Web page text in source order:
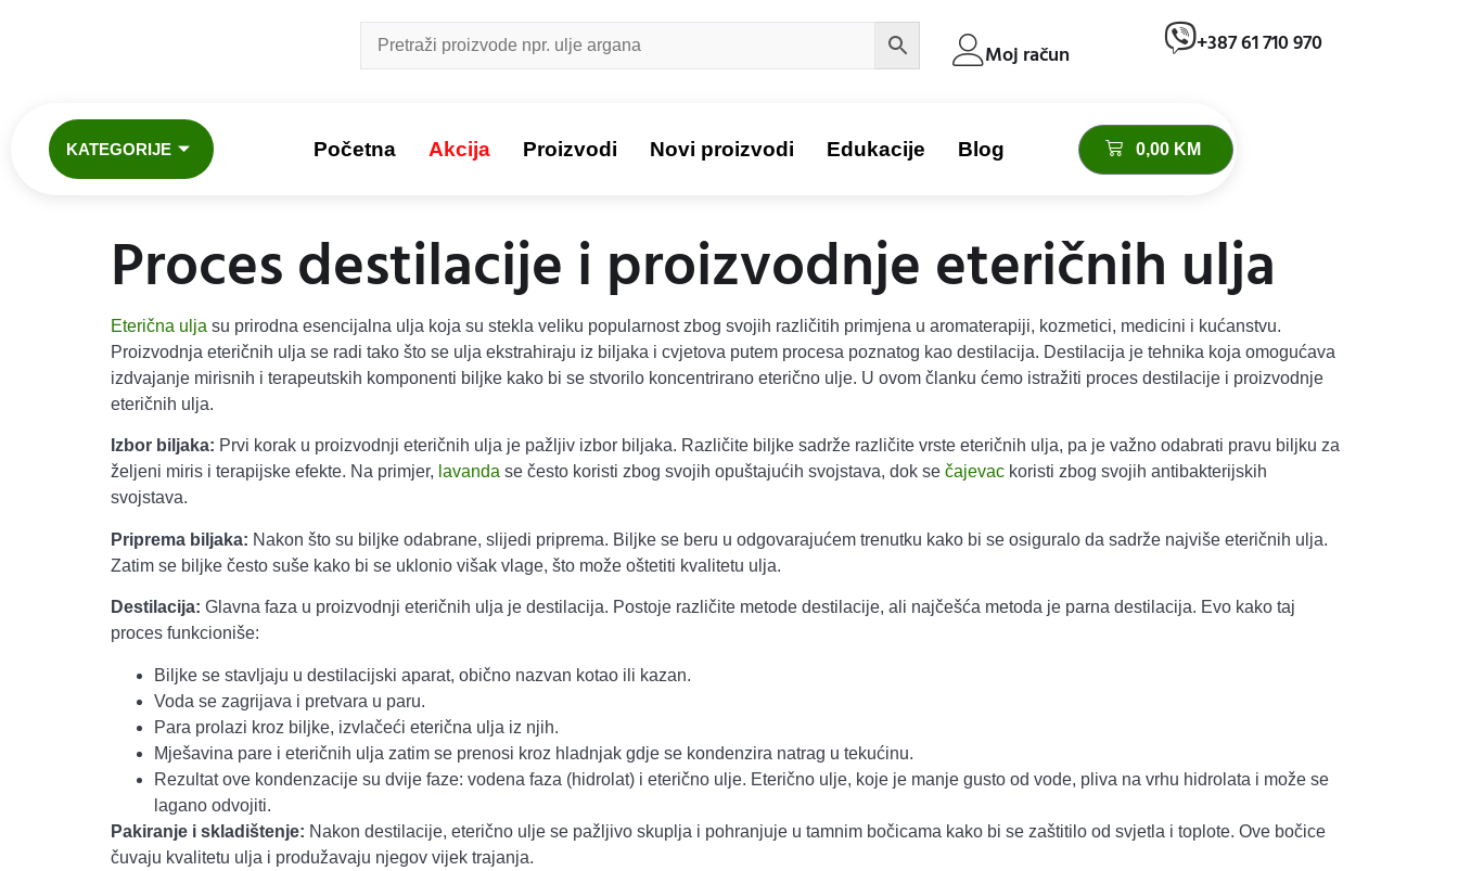
Moj račun +387 61 710 970
KATEGORIJE Početna Akcija Proizvodi Novi proizvodi Edukacije Blog 0,00 KM
Proces destilacije i proizvodnje eteričnih ulja
Eterična ulja su prirodna esencijalna ulja koja su stekla veliku popularnost zbog svojih različitih primjena u aromaterapiji, kozmetici, medicini i kućanstvu.
Proizvodnja eteričnih ulja se radi tako što se ulja ekstrahiraju iz biljaka i cvjetova putem procesa poznatog kao destilacija. Destilacija je tehnika koja omogućava
izdvajanje mirisnih i terapeutskih komponenti biljke kako bi se stvorilo koncentrirano eterično ulje. U ovom članku ćemo istražiti proces destilacije i proizvodnje
eteričnih ulja.
Izbor biljaka: Prvi korak u proizvodnji eteričnih ulja je pažljiv izbor biljaka. Različite biljke sadrže različite vrste eteričnih ulja, pa je važno odabrati pravu biljku za
željeni miris i terapijske efekte. Na primjer, lavanda se često koristi zbog svojih opuštajućih svojstava, dok se čajevac koristi zbog svojih antibakterijskih
svojstava.
Priprema biljaka: Nakon što su biljke odabrane, slijedi priprema. Biljke se beru u odgovarajućem trenutku kako bi se osiguralo da sadrže najviše eteričnih ulja.
Zatim se biljke često suše kako bi se uklonio višak vlage, što može oštetiti kvalitetu ulja.
Destilacija: Glavna faza u proizvodnji eteričnih ulja je destilacija. Postoje različite metode destilacije, ali najčešća metoda je parna destilacija. Evo kako taj
proces funkcioniše:
Biljke se stavljaju u destilacijski aparat, obično nazvan kotao ili kazan.
Voda se zagrijava i pretvara u paru.
Para prolazi kroz biljke, izvlačeći eterična ulja iz njih.
Mješavina pare i eteričnih ulja zatim se prenosi kroz hladnjak gdje se kondenzira natrag u tekućinu.
Rezultat ove kondenzacije su dvije faze: vodena faza (hidrolat) i eterično ulje. Eterično ulje, koje je manje gusto od vode, pliva na vrhu hidrolata i može se
lagano odvojiti.
Pakiranje i skladištenje: Nakon destilacije, eterično ulje se pažljivo skuplja i pohranjuje u tamnim bočicama kako bi se zaštitilo od svjetla i toplote. Ove bočice
čuvaju kvalitetu ulja i produžavaju njegov vijek trajanja.